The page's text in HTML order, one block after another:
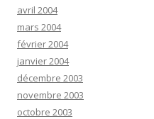
avril 2004
mars 2004
février 2004
janvier 2004
décembre 2003
novembre 2003
octobre 2003